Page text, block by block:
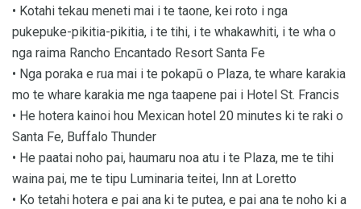
• Kotahi tekau meneti mai i te taone, kei roto i nga
pukepuke-pikitia-pikitia, i te tihi, i te whakawhiti, i te wha o
nga raima Rancho Encantado Resort Santa Fe
• Nga poraka e rua mai i te pokapū o Plaza, te whare karakia
mo te whare karakia me nga taapene pai i Hotel St. Francis
• He hotera kainoi hou Mexican hotel 20 minutes ki te raki o
Santa Fe, Buffalo Thunder
• He paatai ​​noho pai, haumaru noa atu i te Plaza, me te tihi
waina pai, me te tipu Luminaria teitei, Inn at Loretto
• Ko tetahi hotera e pai ana ki te putea, e pai ana te noho ki a